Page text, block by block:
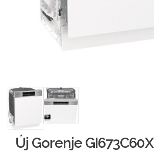
Új Gorenje GI673C60X